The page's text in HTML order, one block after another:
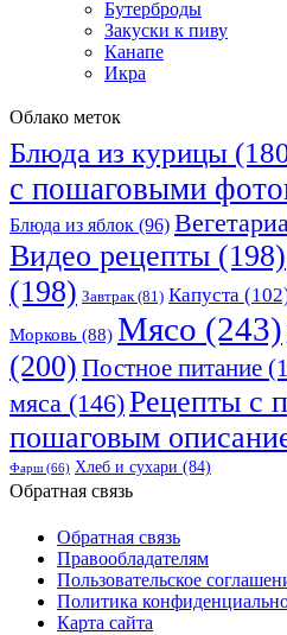
Бутерброды
Закуски к пиву
Канапе
Икра
Облако меток
Блюда из курицы
с пошаговыми
Блюда из яблок (96)
Видео рецепты (198)
(198) Завтрак(81) Капуста
Морковь (88) Мясо (243)
(200) Постное питание
мяса (146)Рецепты с
пошаговым
Фарш(66) Хлеб и сухари (84)
Обратная связь
Обратная связь
Правообладателям
Пользовательское
Политика
Карта сайта